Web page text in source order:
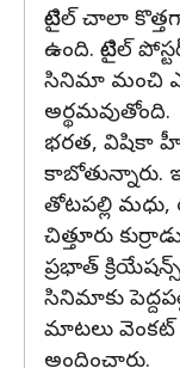
టైటిల్ చాలా
ఉంది. టైటిల్
సినిమా మంచి
అర్థమవుతోంది.
భరత, విషికా
కాబోతున్నారు.
తోటపల్లి మధు,
చిత్తూరు
ప్రభాత్
సినిమాకు
మాటలు